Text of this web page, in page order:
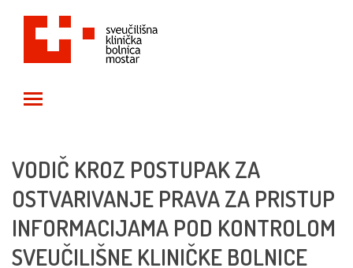
VODIČ KROZ POSTUPAK ZA
OSTVARIVANJE PRAVA ZA PRISTUP
INFORMACIJAMA POD KONTROLOM
SVEUČILIŠNE KLINIČKE BOLNICE